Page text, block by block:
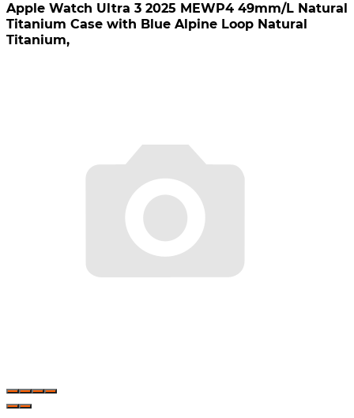
Apple Watch Ultra 3 2025 MEWP4 49mm/L Natural
Titanium Case with Blue Alpine Loop Natural
Titanium,